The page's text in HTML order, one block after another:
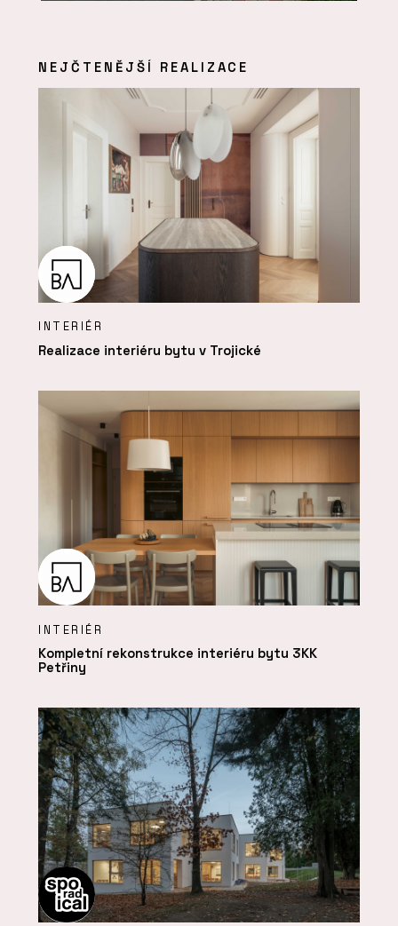
NEJČTENĚJŠÍ REALIZACE
INTERIÉR
Realizace interiéru bytu v Trojické
INTERIÉR
Kompletní rekonstrukce interiéru bytu 3KK
Petřiny